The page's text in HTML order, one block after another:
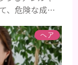
、危険な成分
る成分 まず、
どの成分にア
かを説明しま
ヘア